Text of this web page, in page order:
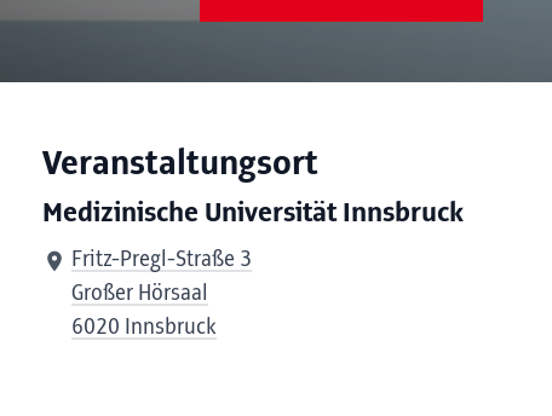
Veranstaltungsort
Medizinische Universität Innsbruck
Fritz-Pregl-Straße 3
Großer Hörsaal
6020 Innsbruck